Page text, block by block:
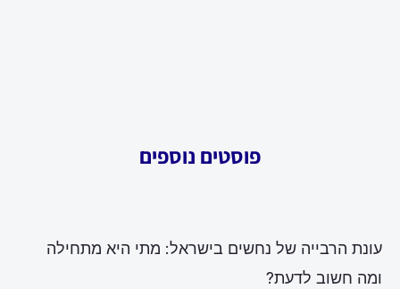
פוסטים נוספים
עונת הרבייה של נחשים בישראל: מתי היא מתחילה
ומה חשוב לדעת?